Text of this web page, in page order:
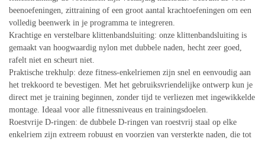
beenoefeningen, zittraining of een groot aantal krachtoefeningen om een
volledig beenwerk in je programma te integreren.
Krachtige en verstelbare klittenbandsluiting: onze klittenbandsluiting is
gemaakt van hoogwaardig nylon met dubbele naden, hecht zeer goed,
rafelt niet en scheurt niet.
Praktische trekhulp: deze fitness-enkelriemen zijn snel en eenvoudig aan
het trekkoord te bevestigen. Met het gebruiksvriendelijke ontwerp kun je
direct met je training beginnen, zonder tijd te verliezen met ingewikkelde
montage. Ideaal voor alle fitnessniveaus en trainingsdoelen.
Roestvrije D-ringen: de dubbele D-ringen van roestvrij staal op elke
enkelriem zijn extreem robuust en voorzien van versterkte naden, die tot